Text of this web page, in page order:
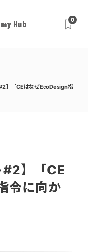
0
】「CEはなぜEcoDesign指
#2】「CE
令に向か